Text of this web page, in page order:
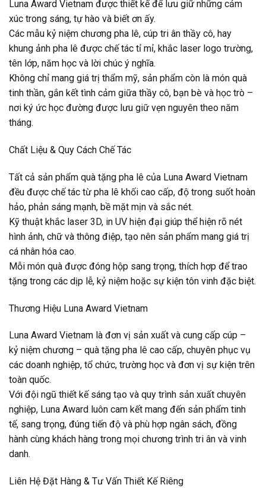
Luna Award Vietnam được thiết kế để lưu giữ những cảm
xúc trong sáng, tự hào và biết ơn ấy.
Các mẫu kỷ niệm chương pha lê, cúp tri ân thầy cô, hay
khung ảnh pha lê được chế tác tỉ mỉ, khắc laser logo trường,
tên lớp, năm học và lời chúc ý nghĩa.
Không chỉ mang giá trị thẩm mỹ, sản phẩm còn là món quà
tinh thần, gắn kết tình cảm giữa thầy cô, bạn bè và học trò –
nơi ký ức học đường được lưu giữ vẹn nguyên theo năm
tháng.
Chất Liệu & Quy Cách Chế Tác
Tất cả sản phẩm quà tặng pha lê của Luna Award Vietnam
đều được chế tác từ pha lê khối cao cấp, độ trong suốt hoàn
hảo, phản sáng mạnh, bề mặt mịn và sắc nét.
Kỹ thuật khắc laser 3D, in UV hiện đại giúp thể hiện rõ nét
hình ảnh, chữ và thông điệp, tạo nên sản phẩm mang giá trị
cá nhân hóa cao.
Mỗi món quà được đóng hộp sang trọng, thích hợp để trao
tặng trong các dịp lễ, kỷ niệm hoặc sự kiện tôn vinh đặc biệt.
Thương Hiệu Luna Award Vietnam
Luna Award Vietnam là đơn vị sản xuất và cung cấp cúp –
kỷ niệm chương – quà tặng pha lê cao cấp, chuyên phục vụ
các doanh nghiệp, tổ chức, trường học và đơn vị sự kiện trên
toàn quốc.
Với đội ngũ thiết kế sáng tạo và quy trình sản xuất chuyên
nghiệp, Luna Award luôn cam kết mang đến sản phẩm tinh
tế, sang trọng, đúng tiến độ và phù hợp ngân sách, đồng
hành cùng khách hàng trong mọi chương trình tri ân và vinh
danh.
Liên Hệ Đặt Hàng & Tư Vấn Thiết Kế Riêng